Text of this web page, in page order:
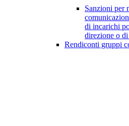
Sanzioni per
di incarichi
direzione o
Rendiconti gruppi